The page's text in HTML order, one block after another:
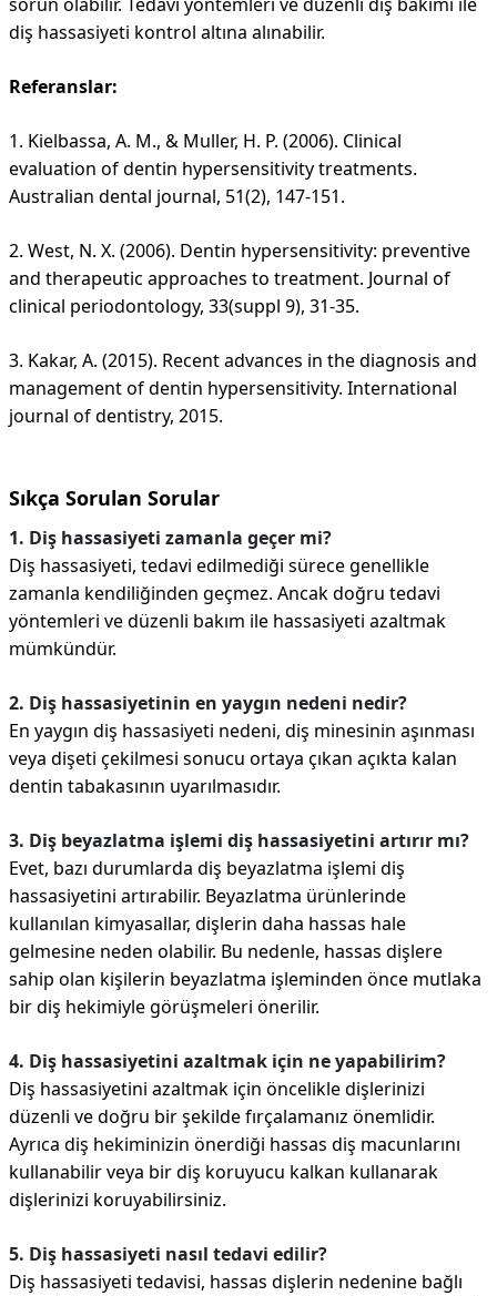
diş hassasiyeti kontrol altına alınabilir.
Referanslar:
1. Kielbassa, A. M., & Muller, H. P. (2006). Clinical
evaluation of dentin hypersensitivity treatments.
Australian dental journal, 51(2), 147-151.
2. West, N. X. (2006). Dentin hypersensitivity: preventive
and therapeutic approaches to treatment. Journal of
clinical periodontology, 33(suppl 9), 31-35.
3. Kakar, A. (2015). Recent advances in the diagnosis and
management of dentin hypersensitivity. International
journal of dentistry, 2015.
Sıkça Sorulan Sorular
1. Diş hassasiyeti zamanla geçer mi?
Diş hassasiyeti, tedavi edilmediği sürece genellikle
zamanla kendiliğinden geçmez. Ancak doğru tedavi
yöntemleri ve düzenli bakım ile hassasiyeti azaltmak
mümkündür.
2. Diş hassasiyetinin en yaygın nedeni nedir?
En yaygın diş hassasiyeti nedeni, diş minesinin aşınması
veya dişeti çekilmesi sonucu ortaya çıkan açıkta kalan
dentin tabakasının uyarılmasıdır.
3. Diş beyazlatma işlemi diş hassasiyetini artırır mı?
Evet, bazı durumlarda diş beyazlatma işlemi diş
hassasiyetini artırabilir. Beyazlatma ürünlerinde
kullanılan kimyasallar, dişlerin daha hassas hale
gelmesine neden olabilir. Bu nedenle, hassas dişlere
sahip olan kişilerin beyazlatma işleminden önce mutlaka
bir diş hekimiyle görüşmeleri önerilir.
4. Diş hassasiyetini azaltmak için ne yapabilirim?
Diş hassasiyetini azaltmak için öncelikle dişlerinizi
düzenli ve doğru bir şekilde fırçalamanız önemlidir.
Ayrıca diş hekiminizin önerdiği hassas diş macunlarını
kullanabilir veya bir diş koruyucu kalkan kullanarak
dişlerinizi koruyabilirsiniz.
5. Diş hassasiyeti nasıl tedavi edilir?
Diş hassasiyeti tedavisi, hassas dişlerin nedenine bağlı